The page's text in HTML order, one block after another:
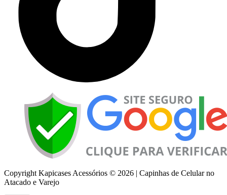
Copyright Kapicases Acessórios © 2026 | Capinhas de Celular no
Atacado e Varejo